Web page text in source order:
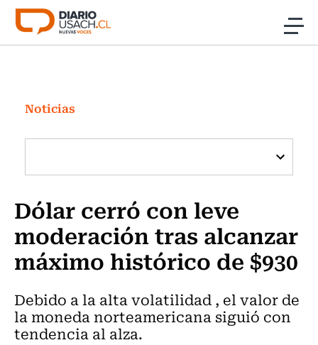
Click acá para ir directamente al contenido
Investigación
Cultura
Programas Radio y TV Usach
Noticias
Dólar cerró con leve
moderación tras alcanzar
máximo histórico de $930
Debido a la alta volatilidad , el valor de
la moneda norteamericana siguió con
tendencia al alza.